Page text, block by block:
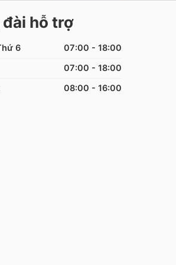
đài hỗ trợ
6
07:00 - 18:00
07:00 - 18:00
08:00 - 16:00